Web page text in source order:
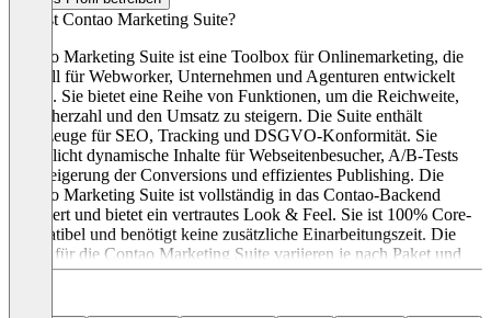
Was ist Contao Marketing Suite?
Contao Marketing Suite ist eine Toolbox für Onlinemarketing, die
speziell für Webworker, Unternehmen und Agenturen entwickelt
wurde. Sie bietet eine Reihe von Funktionen, um die Reichweite,
Besucherzahl und den Umsatz zu steigern. Die Suite enthält
Werkzeuge für SEO, Tracking und DSGVO-Konformität. Sie
ermöglicht dynamische Inhalte für Webseitenbesucher, A/B-Tests
zur Steigerung der Conversions und effizientes Publishing. Die
Contao Marketing Suite ist vollständig in das Contao-Backend
integriert und bietet ein vertrautes Look & Feel. Sie ist 100% Core-
kompatibel und benötigt keine zusätzliche Einarbeitungszeit. Die
Preise für die Contao Marketing Suite variieren je nach Paket und
Nutzung.